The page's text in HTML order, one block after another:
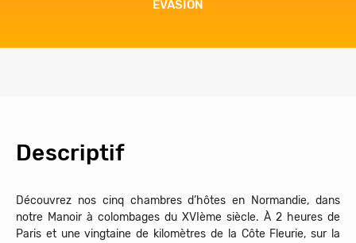
Descriptif
Découvrez nos cinq chambres d’hôtes en Normandie, dans
notre Manoir à colombages du XVIème siècle. À 2 heures de
Paris et une vingtaine de kilomètres de la Côte Fleurie, sur la